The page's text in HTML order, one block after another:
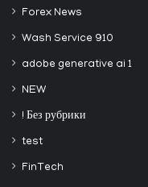
Forex News
Wash Service 910
adobe generative ai 1
NEW
! Без рубрики
test
FinTech